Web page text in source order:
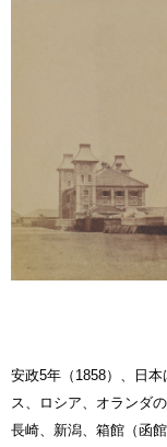
安政5年（1858）、日
ス、ロシア、オランダ
長崎、新潟、箱館（函